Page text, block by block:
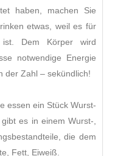
haben, machen Sie
etwas, weil es für
ist. Dem Körper wird
notwendige Energie
der Zahl – sekündlich!
essen ein Stück Wurst-
es in einem Wurst-,
die dem
Fett, Eiweiß.